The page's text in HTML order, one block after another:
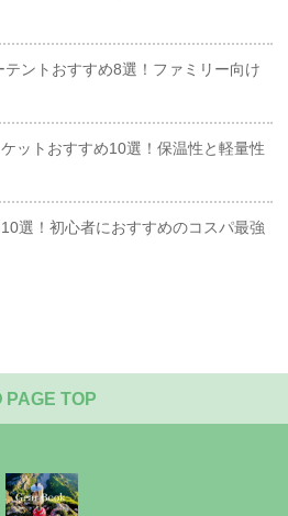
テントおすすめ8選！ファミリー向け
ットおすすめ10選！保温性と軽量性
選！初心者におすすめのコスパ最強
PAGE TOP